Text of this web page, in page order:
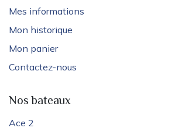
Mes informations
Mon historique
Mon panier
Contactez-nous
Nos bateaux
Ace 2